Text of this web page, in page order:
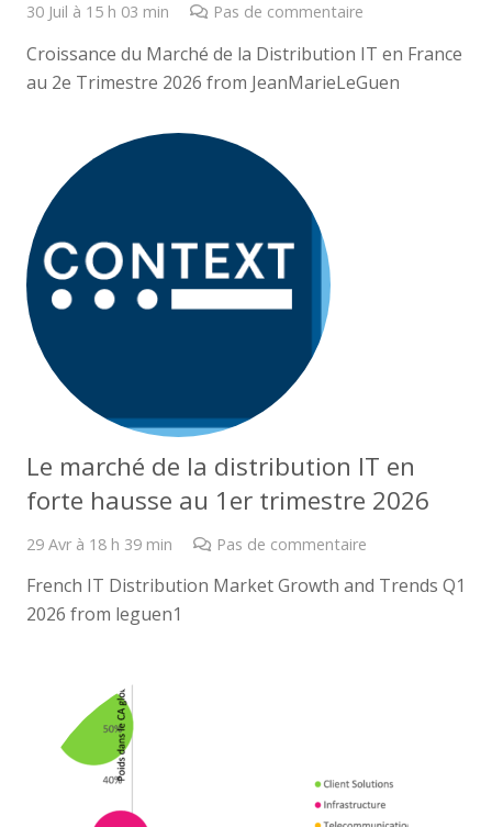
30 Juil à 15 h 03 min Pas de commentaire
Croissance du Marché de la Distribution IT en France
au 2e Trimestre 2026 from JeanMarieLeGuen
Le marché de la distribution IT en
forte hausse au 1er trimestre 2026
29 Avr à 18 h 39 min Pas de commentaire
French IT Distribution Market Growth and Trends Q1
2026 from leguen1